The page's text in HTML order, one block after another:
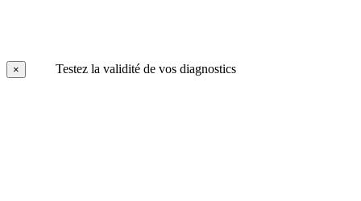
× Testez la validité de vos diagnostics